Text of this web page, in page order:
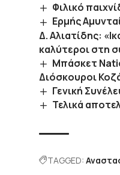
Φιλικό
Ερμής
Δ. Αλιατίδης:
καλύτεροι στη
Μπάσκετ
Διόσκουροι
Γενική
Τελικά
TAGGED: